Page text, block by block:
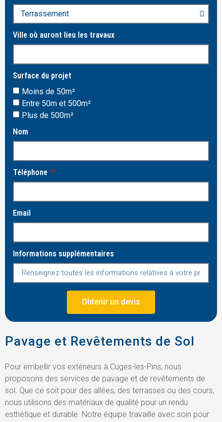
Ville où auront lieu les travaux
Surface du projet
Moins de 50m²
Entre 50m et 500m²
Plus de 500m²
Nom
Téléphone
Email
Informations supplémentaires
Obtenir un devis
Pavage et Revêtements de Sol
Pour embellir vos extérieurs à Cuges-les-Pins, nous
proposons des services de pavage et de revêtements de
sol. Que ce soit pour des allées, des terrasses ou des cours,
nous utilisons des matériaux de qualité pour un rendu
esthétique et durable. Notre équipe travaille avec soin pour